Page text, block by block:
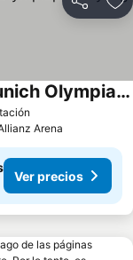
Compartir
Holiday Inn - The Niu, Brass Munich Olympiapark By Ihg
Arena
Ver precios
de las páginas